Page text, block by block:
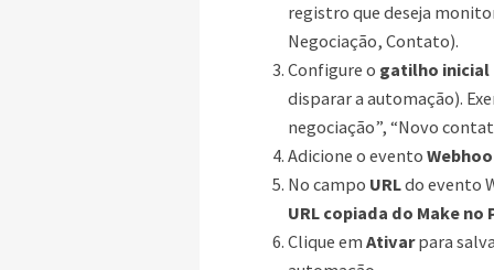
registro que deseja
Negociação, Contato).
Configure o gatilho inicial
disparar a automação).
negociação”, “Novo
Adicione o evento
No campo URLdo evento
URL copiada do Make no
Clique em Ativarpara